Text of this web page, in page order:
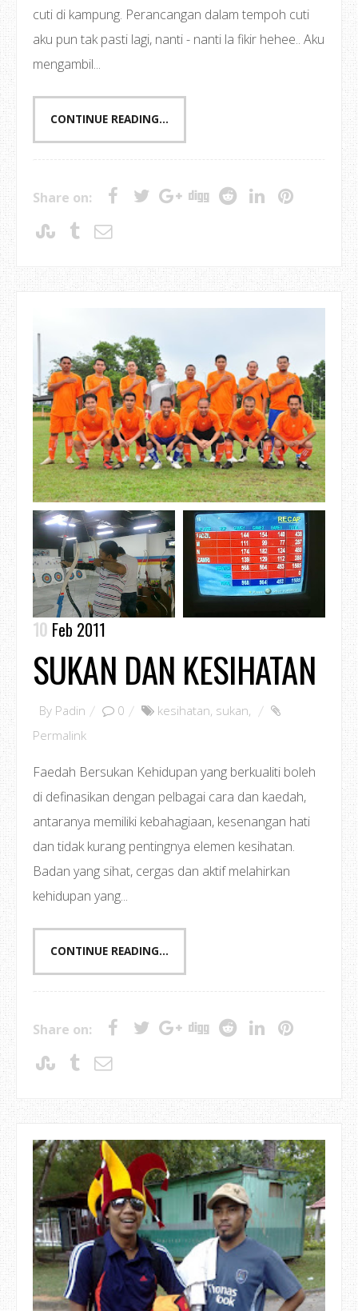
cuti di kampung. Perancangan dalam tempoh cuti
aku pun tak pasti lagi, nanti - nanti la fikir hehee.. Aku
mengambil...
CONTINUE READING...
Share on:
10 Feb 2011
SUKAN DAN KESIHATAN
By Padin 0 kesihatan, sukan,
Permalink
Faedah Bersukan Kehidupan yang berkualiti boleh
di definasikan dengan pelbagai cara dan kaedah,
antaranya memiliki kebahagiaan, kesenangan hati
dan tidak kurang pentingnya elemen kesihatan.
Badan yang sihat, cergas dan aktif melahirkan
kehidupan yang...
CONTINUE READING...
Share on: